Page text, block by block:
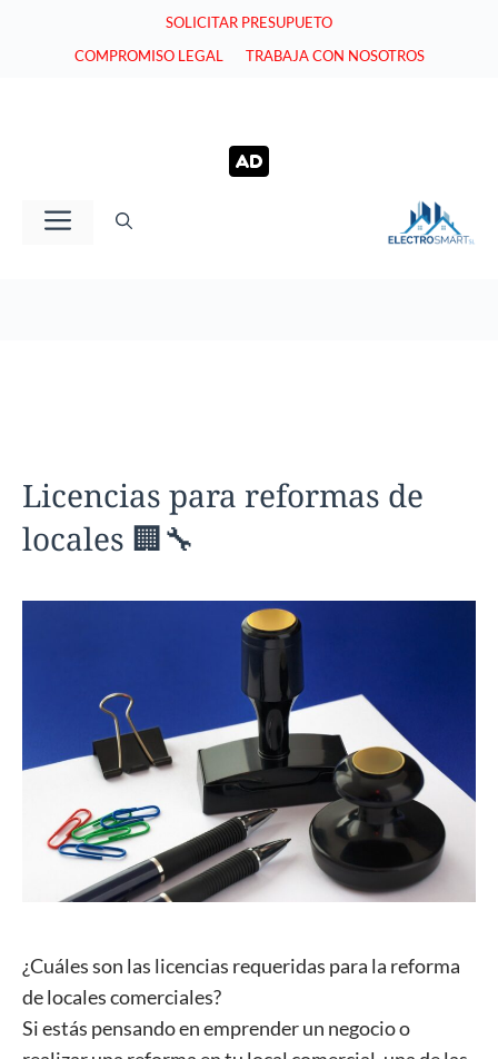
SOLICITAR PRESUPUETO
COMPROMISO LEGAL
TRABAJA CON NOSOTROS
Menú
Licencias para reformas de
locales 🏢🔧
¿Cuáles son las licencias requeridas para la reforma
de locales comerciales?
Si estás pensando en emprender un negocio o